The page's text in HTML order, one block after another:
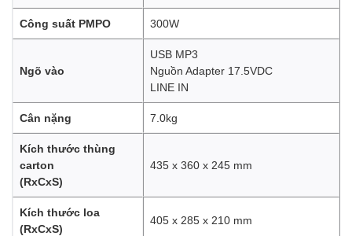
Công suất PMPO 300W
Ngõ vào
USB MP3
Nguồn Adapter 17.5VDC
LINE IN
Cân nặng 7.0kg
Kích thước thùng
carton
(RxCxS)
435 x 360 x 245 mm
Kích thước loa
(RxCxS)
405 x 285 x 210 mm